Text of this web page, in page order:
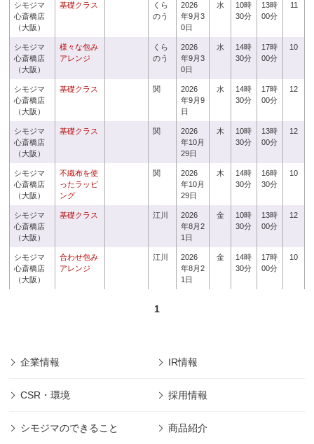
シモジマ
心斎橋店
（大阪）
基礎クラス
くら
のう
2026
年9月3
0日
水
10時
30分
13時
00分
11
シモジマ
心斎橋店
（大阪）
様々な包み
アレンジ
くら
のう
2026
年9月3
0日
水
14時
30分
17時
00分
10
シモジマ
心斎橋店
（大阪）
基礎クラス 関
2026
年9月9
日
水
14時
30分
17時
00分
12
シモジマ
心斎橋店
（大阪）
基礎クラス 関
2026
年10月
29日
木
10時
30分
13時
00分
12
シモジマ
心斎橋店
（大阪）
不織布を使
ったラッピ
ング
関
2026
年10月
29日
木
14時
30分
16時
30分
10
シモジマ
心斎橋店
（大阪）
基礎クラス 江川
2026
年8月2
1日
金
10時
30分
13時
00分
12
シモジマ
心斎橋店
（大阪）
合わせ包み
アレンジ
江川
2026
年8月2
1日
金
14時
30分
17時
00分
10
1
企業情報 IR情報
CSR・環境 採用情報
シモジマのできること 商品紹介